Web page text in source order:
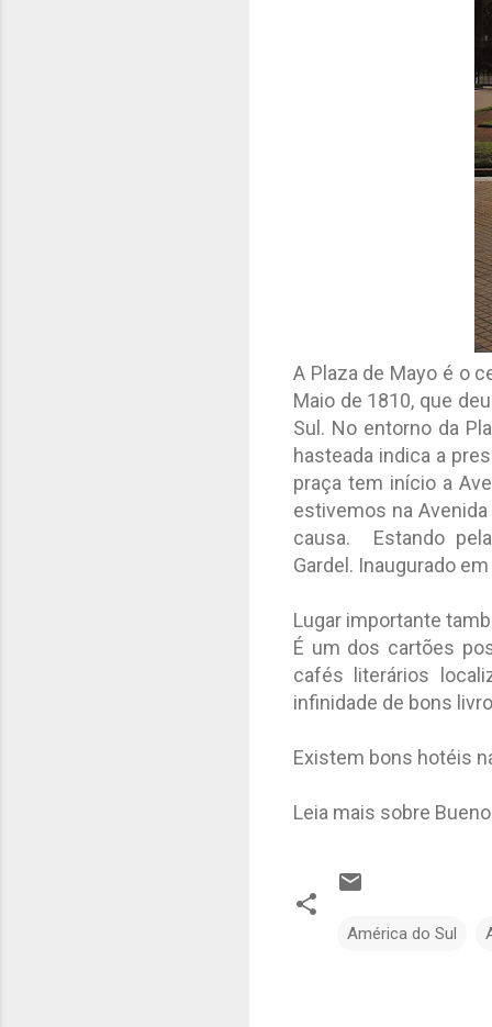
A Plaza de Mayo é o
Maio de 1810, que
Sul. No entorno da
hasteada indica a
praça tem início a
estivemos na
causa. Estando
Gardel. Inaugurado
Lugar importante
É um dos cartões
cafés literários
infinidade de bons
Existem bons hotéis
Leia mais sobre
América do Sul